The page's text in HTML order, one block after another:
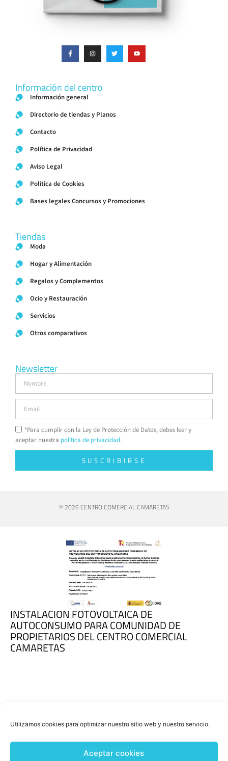
Utilizamos cookies para optimizar nuestro sitio web y nuestro servicio.
Aceptar cookies
Información del centro
Información general
Directorio de tiendas y Planos
Contacto
Política de Privacidad
Aviso Legal
Política de Cookies
Bases legales Concursos y Promociones
Tiendas
Moda
Hogar y Alimentación
Regalos y Complementos
Ocio y Restauración
Servicios
Otros comparativos
Newsletter
*Para cumplir con la Ley de Protección de Datos, debes leer y
aceptar nuestra política de privacidad.
SUSCRIBIRSE
© 2026 CENTRO COMERCIAL CAMARETAS
INSTALACION FOTOVOLTAICA DE
AUTOCONSUMO PARA COMUNIDAD DE
PROPIETARIOS DEL CENTRO COMERCIAL
CAMARETAS